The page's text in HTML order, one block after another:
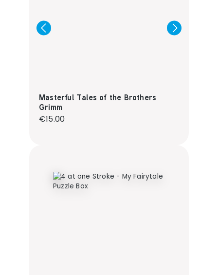
Masterful Tales of the Brothers
Grimm
Regular price:
€15.00